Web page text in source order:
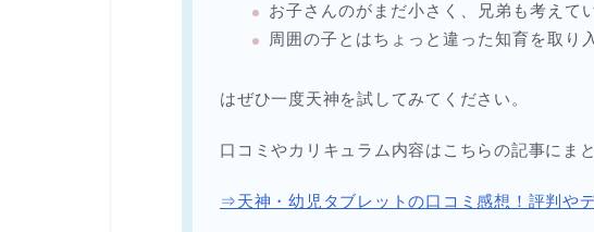
お子さんのがまだ小さく、兄弟も考えて
周囲の子とはちょっと違った知育を取り
はぜひ一度天神を試してみてください。
口コミやカリキュラム内容はこちらの記事にま
⇒天神・幼児タブレットの口コミ感想！評判や